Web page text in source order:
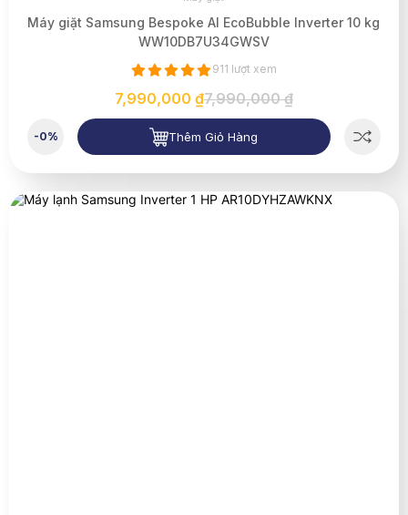
Máy giặt Samsung Bespoke AI EcoBubble Inverter 10 kg
WW10DB7U34GWSV
911 lượt xem
7,990,000 ₫7,990,000 ₫
-0% Thêm Giỏ Hàng